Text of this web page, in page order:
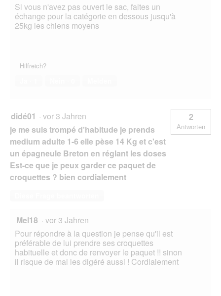
Si vous n'avez pas ouvert le sac, faites un
échange pour la catégorie en dessous jusqu'à
25kg les chiens moyens
Hilfreich?
didé01 · vor 3 Jahren
je me suis trompé d'habitude je prends
medium adulte 1-6 elle pèse 14 Kg et c'est
un épagneule Breton en réglant les doses
Est-ce que je peux garder ce paquet de
croquettes ? bien cordialement
2
Antworten
Mel18 · vor 3 Jahren
Pour répondre à la question je pense qu'il est
préférable de lui prendre ses croquettes
habituelle et donc de renvoyer le paquet !! sinon
il risque de mal les digéré aussi ! Cordialement